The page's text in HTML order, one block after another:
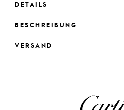
DETAILS
BESCHREIBUNG
VERSAND